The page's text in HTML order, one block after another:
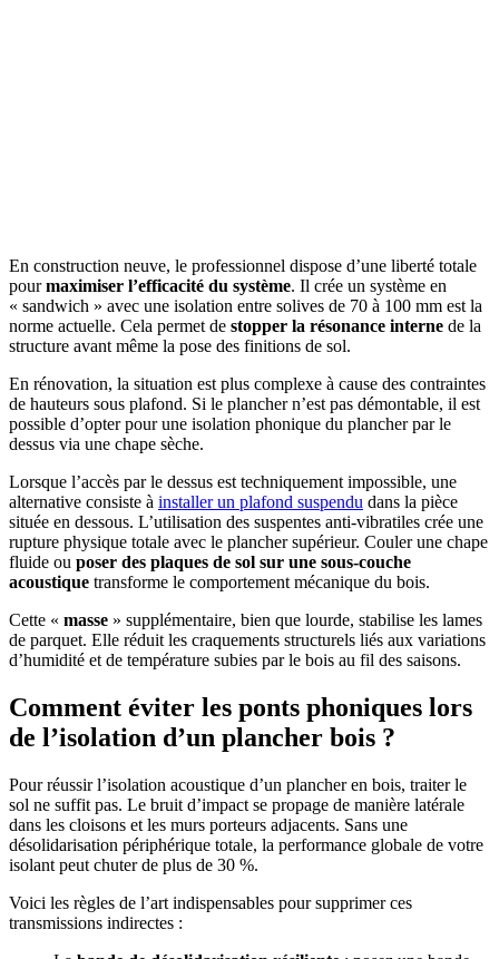
En construction neuve, le professionnel dispose d’une liberté totale
pourmaximiser l’efficacité du système. Il crée un système en
« sandwich » avec une isolation entre solives de 70 à 100 mm est la
norme actuelle. Cela permet de stopper la résonance interne de la
structure avant même la pose des finitions de sol.
En rénovation, la situation est plus complexe à cause des contraintes
de hauteurs sous plafond. Si le plancher n’est pas démontable, il est
possible d’opter pour une isolation phonique du plancher par le
dessus via une chape sèche.
Lorsque l’accès par le dessus est techniquement impossible, une
alternative consiste à installer un plafond suspendu dans la pièce
située en dessous. L’utilisation des suspentes anti-vibratiles crée une
rupture physique totale avec le plancher supérieur. Couler une chape
fluide ou poser des plaques de sol sur une sous-couche
acoustique transforme le comportement mécanique du bois.
Cette « masse » supplémentaire, bien que lourde, stabilise les lames
de parquet. Elle réduit les craquements structurels liés aux variations
d’humidité et de température subies par le bois au fil des saisons.
Comment éviter les ponts phoniques lors
de l’isolation d’un plancher bois ?
Pour réussir l’isolation acoustique d’un plancher en bois, traiter le
sol ne suffit pas. Le bruit d’impact se propage de manière latérale
dans les cloisons et les murs porteurs adjacents. Sans une
désolidarisation périphérique totale, la performance globale de votre
isolant peut chuter de plus de 30 %.
Voici les règles de l’art indispensables pour supprimer ces
transmissions indirectes :